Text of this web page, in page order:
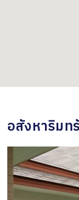
อสังหาริมท